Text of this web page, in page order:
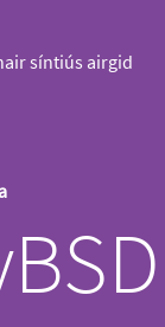
síntiús airgid